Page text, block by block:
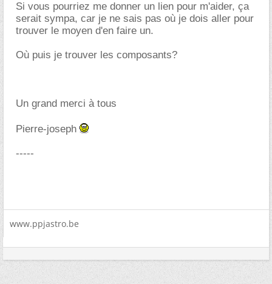
Si vous pourriez me donner un lien pour m'aider, ça
serait sympa, car je ne sais pas où je dois aller pour
trouver le moyen d'en faire un.
Où puis je trouver les composants?
Un grand merci à tous
Pierre-joseph
-----
www.ppjastro.be